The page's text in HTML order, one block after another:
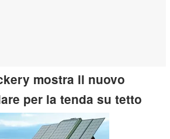
mostra il nuovo
per la tenda su tetto